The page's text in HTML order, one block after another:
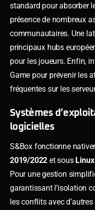
standard pour absorber
présence de nombreux
communautaires. Une
principaux hubs
pour les joueurs. Enfin,
Game pour prévenir les
fréquentes sur les
Systèmes
logicielles
S&Box fonctionne
2019/2022 et sous
Pour une gestion
garantissant l’isolation
les conflits avec